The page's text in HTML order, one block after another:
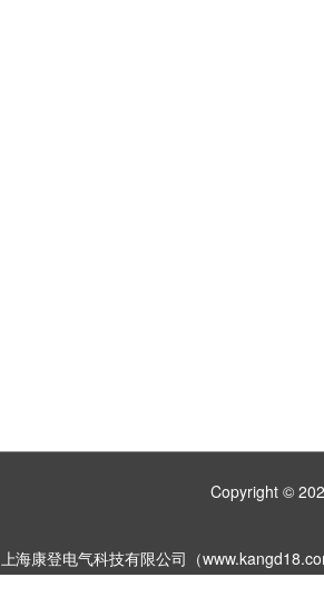
Copyright ©
上海康登电气科技有限公司（